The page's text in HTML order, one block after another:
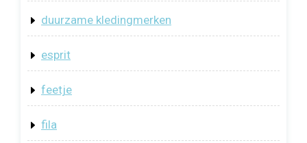
duurzame kledingmerken
esprit
feetje
fila